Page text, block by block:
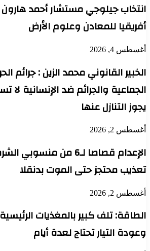
انتخاب جيلوجي مستشار أحمد
أفريقيا للمعادن وعلوم الأرض
أغسطس 4, 2026
الخبير القانوني محمد الزين : جرائم
الجماعية والجرائم ضد الإنسانية لا
يجوز التنازل عنها
أغسطس 2, 2026
الإعدام قصاصا لـ6 من
تعذيب محتجز حتى الموت بدنقلا
أغسطس 2, 2026
الطاقة: تلف كبير بالمغذيات
وعودة التيار تحتاج لعدة أيام